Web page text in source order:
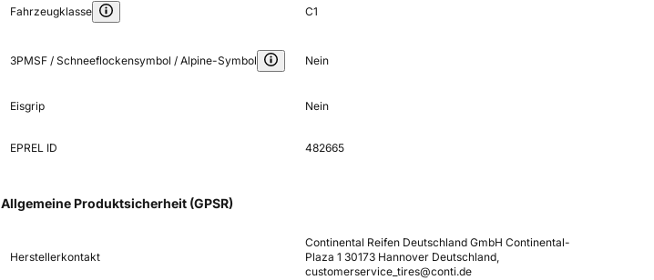
Fahrzeugklasse C1
3PMSF / Schneeflockensymbol / Alpine-Symbol Nein
Eisgrip Nein
EPREL ID 482665
Allgemeine Produktsicherheit (GPSR)
Herstellerkontakt
Continental Reifen Deutschland GmbH Continental-
Plaza 1 30173 Hannover Deutschland,
customerservice_tires@conti.de